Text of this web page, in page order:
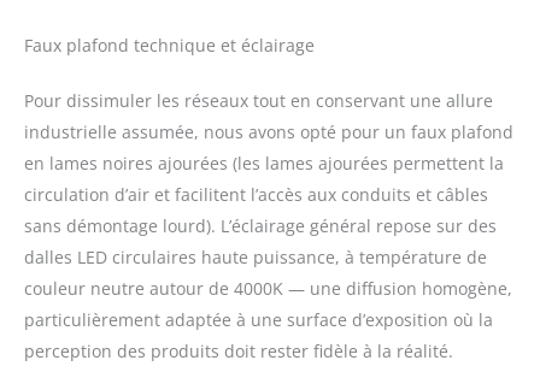
Faux plafond technique et éclairage
Pour dissimuler les réseaux tout en conservant une allure
industrielle assumée, nous avons opté pour un faux plafond
en lames noires ajourées (les lames ajourées permettent la
circulation d’air et facilitent l’accès aux conduits et câbles
sans démontage lourd). L’éclairage général repose sur des
dalles LED circulaires haute puissance, à température de
couleur neutre autour de 4000K — une diffusion homogène,
particulièrement adaptée à une surface d’exposition où la
perception des produits doit rester fidèle à la réalité.